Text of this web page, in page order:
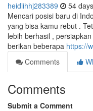
heidiihhj283389 54
Mencari posisi baru di
yang bisa kamu rebut .
lebih berhasil ,
berikan beberapa https://
Comments
Comments
Submit a Comment